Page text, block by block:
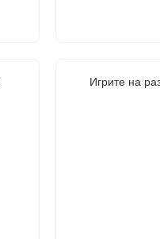
Игрите на